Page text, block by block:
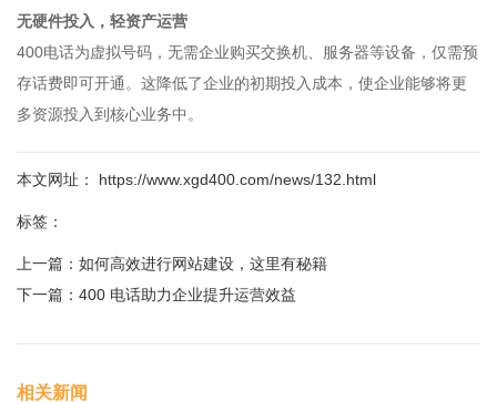
无硬件投入，轻资产运营
400电话为虚拟号码，无需企业购买交换机、服务器等设备，仅需预
存话费即可开通。这降低了企业的初期投入成本，使企业能够将更
多资源投入到核心业务中。
本文网址： https://www.xgd400.com/news/132.html
标签：
上一篇： 如何高效进行网站建设，这里有秘籍
下一篇： 400 电话助力企业提升运营效益
相关新闻